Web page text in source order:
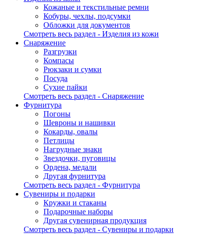
Кожаные и текстильные ремни
Кобуры, чехлы, подсумки
Обложки для документов
Смотреть весь раздел - Изделия из кожи
Снаряжение
Разгрузки
Компасы
Рюкзаки и сумки
Посуда
Сухие пайки
Смотреть весь раздел - Снаряжение
Фурнитура
Погоны
Шевроны и нашивки
Кокарды, овалы
Петлицы
Нагрудные знаки
Звездочки, пуговицы
Ордена, медали
Другая фурнитура
Смотреть весь раздел - Фурнитура
Сувениры и подарки
Кружки и стаканы
Подарочные наборы
Другая сувенирная продукция
Смотреть весь раздел - Сувениры и подарки